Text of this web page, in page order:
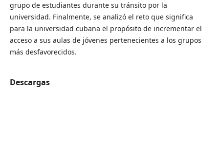
grupo de estudiantes durante su tránsito por la
universidad. Finalmente, se analizó el reto que significa
para la universidad cubana el propósito de incrementar el
acceso a sus aulas de jóvenes pertenecientes a los grupos
más desfavorecidos.
Descargas